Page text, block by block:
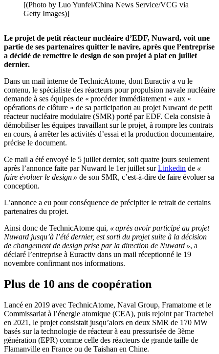
[(Photo by Luo Yunfei/China News Service/VCG via
Getty Images)]
Le projet de petit réacteur nucléaire d’EDF, Nuward, voit une
partie de ses partenaires quitter le navire, après que l’entreprise
a décidé de remettre le design de son projet à plat en juillet
dernier.
Dans un mail interne de TechnicAtome, dont Euractiv a vu le
contenu, le spécialiste des réacteurs pour propulsion navale nucléaire
demande à ses équipes de « procéder immédiatement » aux «
opérations de clôture » de sa participation au projet Nuward de petit
réacteur nucléaire modulaire (SMR) porté par EDF. Cela consiste à
démobiliser les équipes travaillant sur le projet, à rompre les contrats
en cours, à arrêter les activités d’essai et la production documentaire,
précise le document.
Ce mail a été envoyé le 5 juillet dernier, soit quatre jours seulement
après l’annonce faite par Nuward le 1er juillet surLinkedin de «
faire évoluer le design » de son SMR, c’est-à-dire de faire évoluer sa
conception.
L’annonce a eu pour conséquence de précipiter le retrait de certains
partenaires du projet.
Ainsi donc de TechnicAtome qui, « après avoir participé au projet
Nuward jusqu’à l’été dernier, est sorti du projet suite à la décision
de changement de design prise par la direction de Nuward », a
déclaré l’entreprise à Euractiv dans un mail réceptionné le 19
novembre confirmant nos informations.
Plus de 10 ans de coopération
Lancé en 2019 avec TechnicAtome, Naval Group, Framatome et le
Commissariat à l’énergie atomique (CEA), puis rejoint par Tractebel
en 2021, le projet consistait jusqu’alors en deux SMR de 170 MW
basés sur la technologie de réacteur à eau pressurisée de 3ème
génération (EPR) comme celle des réacteurs de grande taille de
Flamanville en France ou de Taishan en Chine.